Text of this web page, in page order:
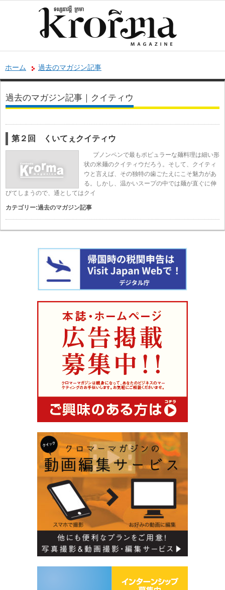
ホーム 過去のマガジン記事
過去のマガジン記事｜クイティウ
第２回 くいてぇクイティウ
プノンペンで最もポピュラーな麺料理は細い形
状の米麺のクイティウだろう。そして、クイティ
ウと言えば、その独特の歯ごたえにこそ魅力があ
る。しかし、温かいスープの中では麺が直ぐに伸
びてしまうので、通としてはクイ
カテゴリー:過去のマガジン記事